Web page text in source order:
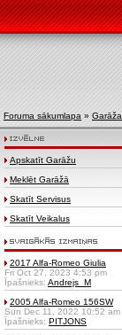
Foruma sākumlapa » Garāža
Apskatīt Garāžu
Meklēt Garāžā
Skatīt Servisus
Skatīt Veikalus
2017 Alfa-Romeo Giulia
Fri Oct 27, 2023 4:53 pm
Īpašnieks: Andrejs_M
2005 Alfa-Romeo 156SW
Sun Dec 11, 2022 10:52 am
Īpašnieks: PITJONS